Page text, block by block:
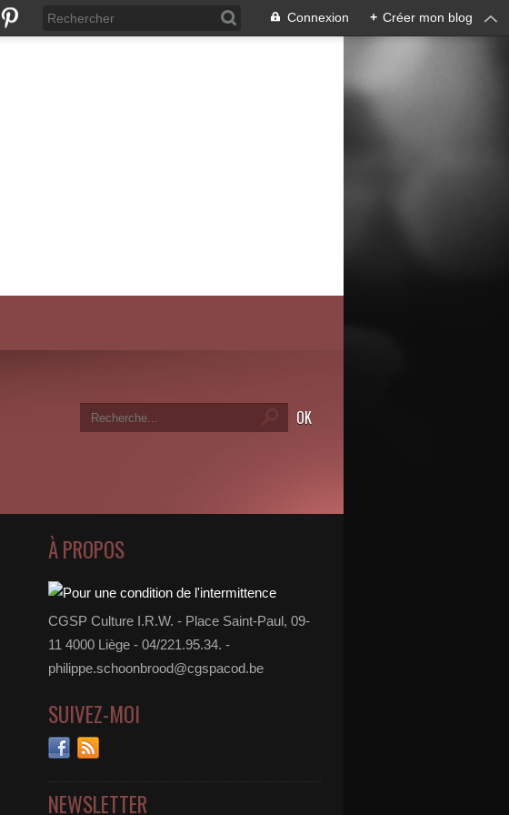
Connexion + Créer mon blog
À PROPOS
CGSP Culture I.R.W. - Place Saint-Paul, 09-
11 4000 Liège - 04/221.95.34. -
philippe.schoonbrood@cgspacod.be
SUIVEZ-MOI
NEWSLETTER